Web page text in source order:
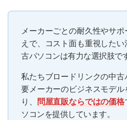
メーカーごとの耐久性やサ
えで、コスト面も重視した
古パソコンは有力な選択肢で
私たちブロードリンクの中
要メーカーのビジネスモデ
り、 問屋直販ならではの価格
ソコンを提供しています。